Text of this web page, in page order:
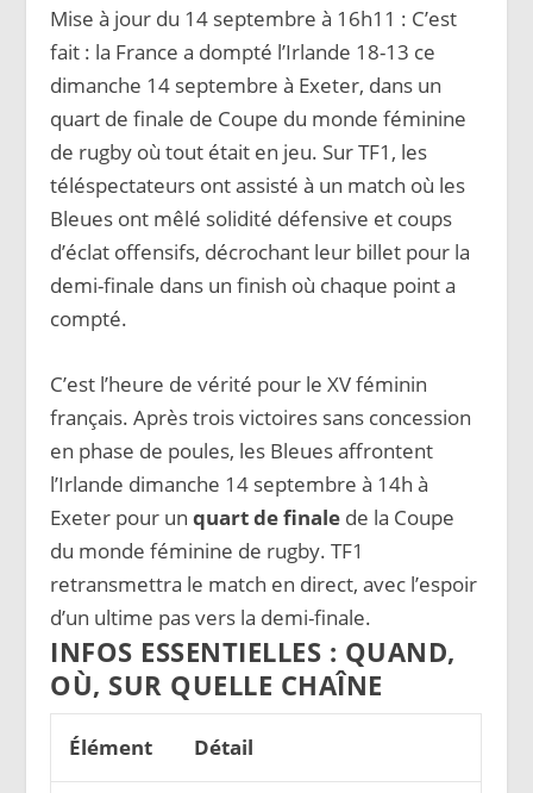
Mise à jour du 14 septembre à 16h11 : C’est
fait : la France a dompté l’Irlande 18-13 ce
dimanche 14 septembre à Exeter, dans un
quart de finale de Coupe du monde féminine
de rugby où tout était en jeu. Sur TF1, les
téléspectateurs ont assisté à un match où les
Bleues ont mêlé solidité défensive et coups
d’éclat offensifs, décrochant leur billet pour la
demi-finale dans un finish où chaque point a
compté.
C’est l’heure de vérité pour le XV féminin
français. Après trois victoires sans concession
en phase de poules, les Bleues affrontent
l’Irlande dimanche 14 septembre à 14h à
Exeter pour unquart de finale de la Coupe
du monde féminine de rugby. TF1
retransmettra le match en direct, avec l’espoir
d’un ultime pas vers la demi-finale.
INFOS ESSENTIELLES : QUAND,
OÙ, SUR QUELLE CHAÎNE
Élément Détail